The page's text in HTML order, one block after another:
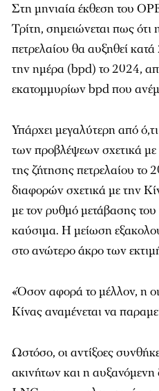
Στη μηνιαία έκθεση του
Τρίτη, σημειώνεται πως
πετρελαίου θα αυξηθεί
την ημέρα (bpd) το 2024,
εκατομμυρίων bpd που
Υπάρχει μεγαλύτερη από
των προβλέψεων σχετικά
της ζήτησης πετρελαίου το
διαφορών σχετικά με την
με τον ρυθμό μετάβασης
καύσιμα. Η μείωση
στο ανώτερο άκρο των
«Όσον αφορά το μέλλον, η
Κίνας αναμένεται να
Ωστόσο, οι αντίξοες
ακινήτων και η